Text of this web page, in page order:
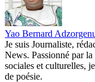
Yao Bernard
Je suis Journaliste,
News. Passionné par
sociales et culturelles,
de poésie.